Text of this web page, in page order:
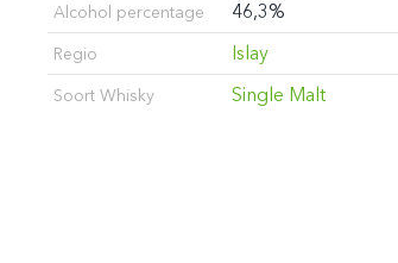
Alcohol percentage 46,3%
Regio Islay
Soort Whisky Single Malt